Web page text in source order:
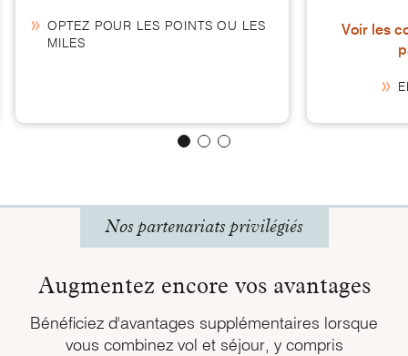
OPTEZ POUR LES POINTS OU LES
MILES
Voir les
Nos partenariats privilégiés
Augmentez encore vos avantages
Bénéficiez d'avantages supplémentaires lorsque
vous combinez vol et séjour, y compris